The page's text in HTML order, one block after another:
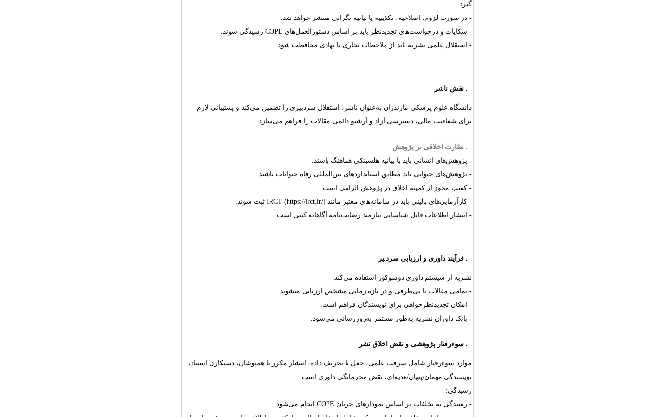
گیرد.
- در صورت لزوم، اصلاحیه، تکذیبیه یا بیانیه نگرانی منتشر خواهد شد.
- شکایات و درخواست‌های تجدیدنظر باید بر اساس دستورالعمل‌های COPE رسیدگی شوند.
- استقلال علمی نشریه باید از ملاحظات تجاری یا نهادی محافظت شود.
نقش ناشر
دانشگاه علوم پزشکی مازندران به‌عنوان ناشر، استقلال سردبیری را تضمین می‌کند و پشتیبانی لازم
برای شفافیت مالی، دسترسی آزاد و آرشیو دائمی مقالات را فراهم می‌سازد.
نظارت اخلاقی بر پژوهش
- پژوهش‌های انسانی باید با بیانیه هلسینکی هماهنگ باشند.
- پژوهش‌های حیوانی باید مطابق استانداردهای بین‌المللی رفاه حیوانات باشند.
- کسب مجوز از کمیته اخلاق در پژوهش الزامی است.
- کارآزمایی‌های بالینی باید در سامانه‌های معتبر مانند IRCT (https://irct.ir/) ثبت شوند.
- انتشار اطلاعات قابل شناسایی نیازمند رضایت‌نامه آگاهانه کتبی است.
فرآیند داوری و ارزیابی سردبیر
نشریه از سیستم داوری دوسوکور استفاده می‌کند.
- تمامی مقالات با بی‌طرفی و در بازه زمانی مشخص ارزیابی می­شوند.
- امکان تجدیدنظرخواهی برای نویسندگان فراهم است.
- بانک داوران نشریه به‌طور مستمر به‌روزرسانی می‌شود.
سوءرفتار پژوهشی و نقض اخلاق نشر
موارد سوءرفتار شامل سرقت علمی، جعل یا تحریف داده، انتشار مکرر یا همپوشان، دستکاری استناد،
نویسندگی مهمان/پنهان/هدیه‌ای، نقض محرمانگی داوری است.
رسیدگی:
- رسیدگی به تخلفات بر اساس نمودارهای جریان COPE انجام می‌شود.